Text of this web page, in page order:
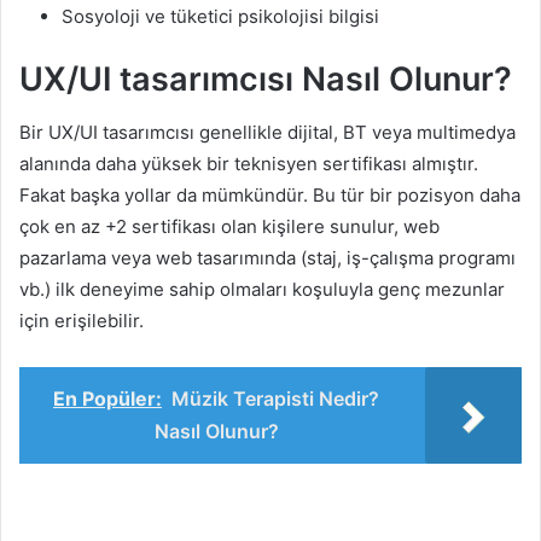
Sosyoloji ve tüketici psikolojisi bilgisi
UX/UI tasarımcısı Nasıl Olunur?
Bir UX/UI tasarımcısı genellikle dijital, BT veya multimedya
alanında daha yüksek bir teknisyen sertifikası almıştır.
Fakat başka yollar da mümkündür. Bu tür bir pozisyon daha
çok en az +2 sertifikası olan kişilere sunulur, web
pazarlama veya web tasarımında (staj, iş-çalışma programı
vb.) ilk deneyime sahip olmaları koşuluyla genç mezunlar
için erişilebilir.
En Popüler: Müzik Terapisti Nedir?
Nasıl Olunur?